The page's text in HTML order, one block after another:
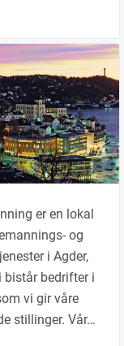
er en lokal
og
i Agder,
bistår bedrifter i
vi gir våre
stillinger. Vår…